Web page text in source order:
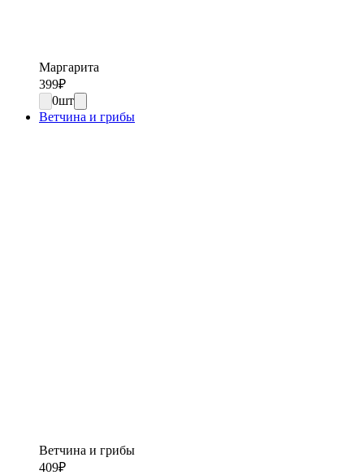
Маргарита
399₽
0шт
Ветчина и грибы
Ветчина и грибы
409₽